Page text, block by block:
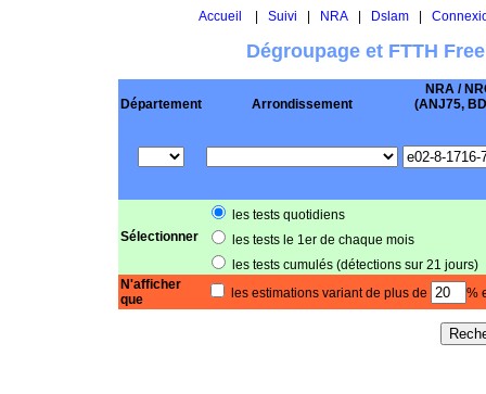
Accueil Suivi NRA| Dslam|
Dégroupage et FTTH
Département Arrondissement
NRA /
(ANJ75,
Sélectionner
les tests quotidiens
les tests le 1er de chaque mois
les tests cumulés (détections sur 21 jours)
N'afficher
que
les estimations variant de plus de %